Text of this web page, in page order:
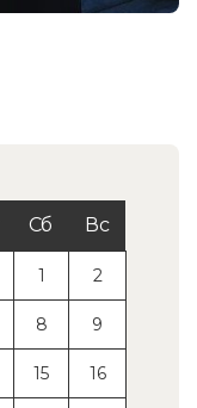
Сб Вс
1 2
8 9
15 16